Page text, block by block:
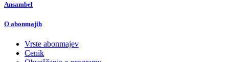
Ansambel
O abonmajih
Vrste abonmajev
Cenik